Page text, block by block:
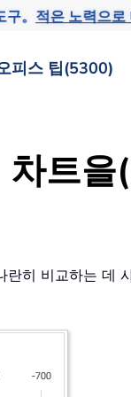
구。적은 노력으로
피스 팁(5300)
트
히 비교하는 데